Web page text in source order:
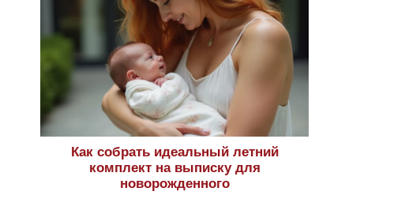
Как собрать идеальный летний
комплект на выписку для
новорожденного